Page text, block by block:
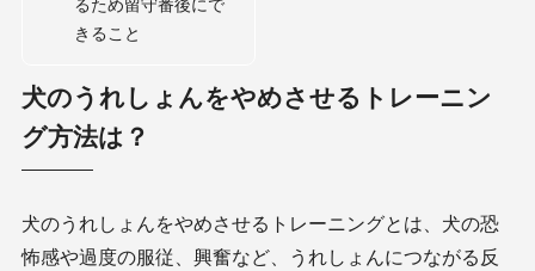
るため留守番後にで
きること
犬のうれしょんをやめさせるトレーニン
グ方法は？
犬のうれしょんをやめさせるトレーニングとは、犬の恐
怖感や過度の服従、興奮など、うれしょんにつながる反